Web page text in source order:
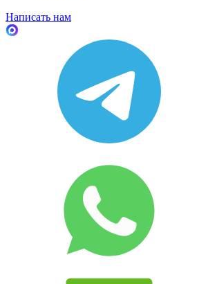
Написать нам